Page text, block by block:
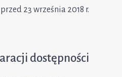
23 września 2018 r.
dostępności